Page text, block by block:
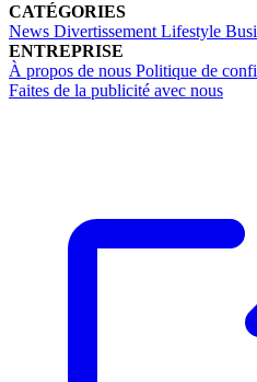
CATÉGORIES
News Divertissement Lifestyle
ENTREPRISE
À propos de nous Politique de
Faites de la publicité avec nous